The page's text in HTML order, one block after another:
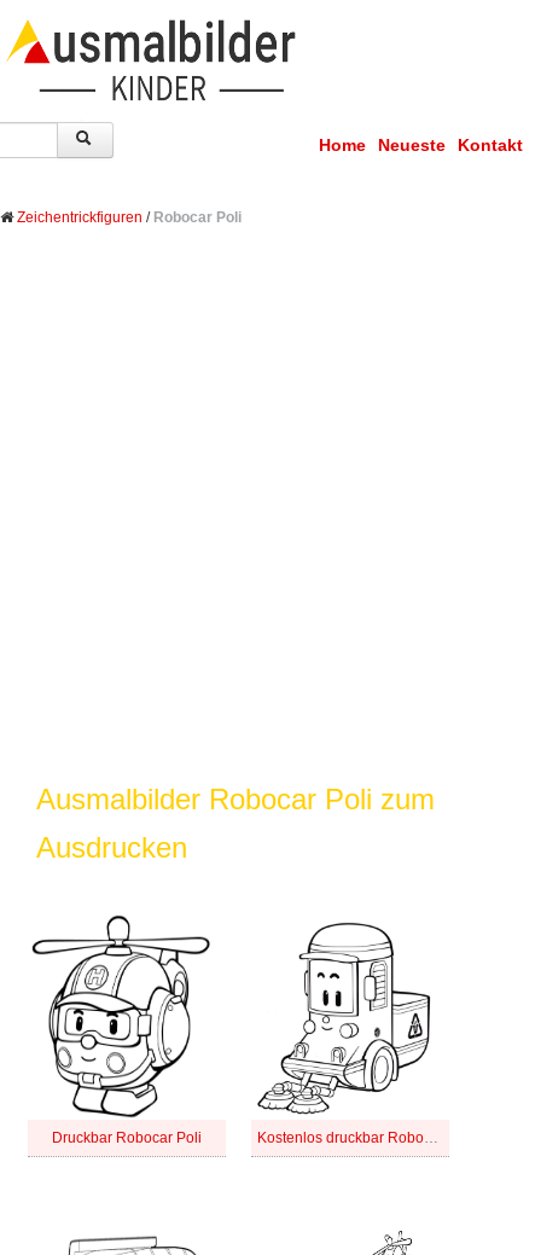
Home Neueste Kontakt
Zeichentrickfiguren / Robocar Poli
Ausmalbilder Robocar Poli zum
Ausdrucken
Druckbar Robocar Poli Kostenlos druckbar Robocar Poli